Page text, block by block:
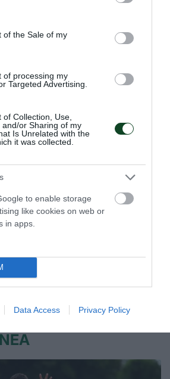
to Google and its third-party tags to
specified purposes in below Google
of the Sale of my
of processing my
Targeted Advertising.
Collection, Use,
and/or Sharing of my
Is Unrelated with the
it was collected.
to enable storage
like cookies on web or
in apps.
Data Access Privacy Policy
παρουσία στο
ο Παναθηναϊκός συμμετέχει στο
ΑΜΑΞΙΔΙΟ